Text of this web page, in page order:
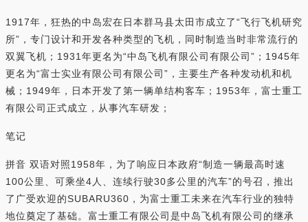
1917年，狂热的中岛宏在日本群马县太田市成立了“飞行飞机研究
所”，专门设计和开发各种类型的飞机，同时制造当时非常流行的
双翼飞机；1931年更名为“中岛飞机有限公司有限公司”；1945年
更名为“富士实业有限公司有限公司”，主要生产各种发动机和机
械；1949年，日本开发了第一辆单结构客车；1953年，富士重工
有限公司正式成立，从事汽车研发；
笔记
拼音 双语对照1958年，为了响应日本政府“制造一辆最高时速
100公里、可乘坐4人、连续行驶30多公里的汽车”的号召，推出
了广受欢迎的SUBARU360，为富士重工未来在汽车行业的独特
地位奠定了基础。富士重工有限公司是中岛飞机有限公司的继承